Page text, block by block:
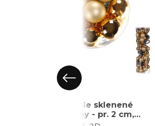
Okrúhle sklenené
ozdoby - pr. 2 cm,
zlaté, cena za balenie